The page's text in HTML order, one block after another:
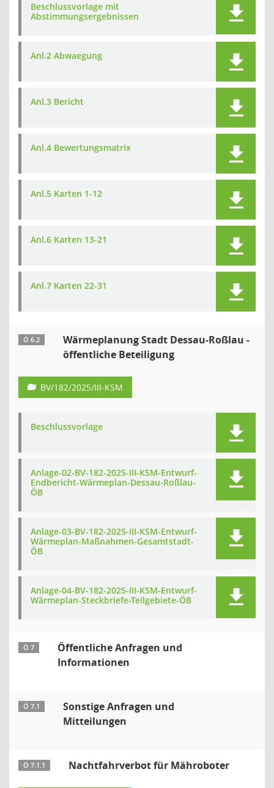
Beschlussvorlage mit
Abstimmungsergebnissen
Anl.2 Abwaegung
Anl.3 Bericht
Anl.4 Bewertungsmatrix
Anl.5 Karten 1-12
Anl.6 Karten 13-21
Anl.7 Karten 22-31
Ö 6.2
Wärmeplanung Stadt Dessau-Roßlau -
öffentliche Beteiligung
BV/182/2025/III-KSM
Beschlussvorlage
Anlage-02-BV-182-2025-III-KSM-Entwurf-
Endbericht-Wärmeplan-Dessau-Roßlau-
ÖB
Anlage-03-BV-182-2025-III-KSM-Entwurf-
Wärmeplan-Maßnahmen-Gesamtstadt-
ÖB
Anlage-04-BV-182-2025-III-KSM-Entwurf-
Wärmeplan-Steckbriefe-Teilgebiete-ÖB
Ö 7
Öffentliche Anfragen und
Informationen
Ö 7.1
Sonstige Anfragen und
Mitteilungen
Ö 7.1.1 Nachtfahrverbot für Mähroboter